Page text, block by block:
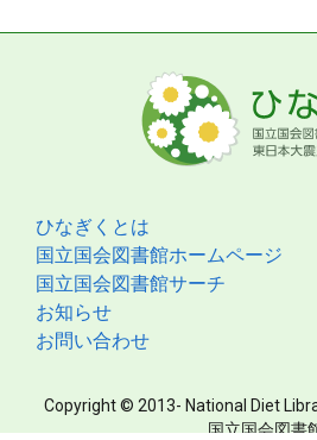
ひなぎくとは
国立国会図書館ホームページ
国立国会図書館サーチ
お知らせ
お問い合わせ
Copyright © 2013- National Diet